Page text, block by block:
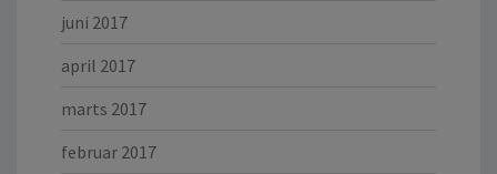
juni 2017
april 2017
marts 2017
februar 2017